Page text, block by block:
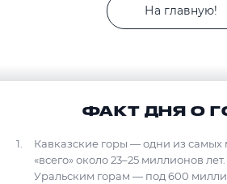
На главную!
ФАКТ ДНЯ О
Кавказские горы — одни из
«всего» около 23–25 миллионов
Уральским горам — под 600